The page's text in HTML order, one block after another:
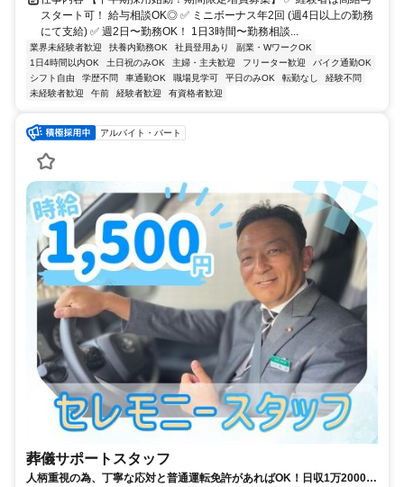
スタート可！ 給与相談OK◎ ✅ ミニボーナス年2回 (週4日以上の勤務
にて支給) ✅ 週2日〜勤務OK！ 1日3時間〜勤務相談...
業界未経験者歓迎 扶養内勤務OK 社員登用あり
副業・WワークOK
1日4時間以内OK
土日祝のみOK 主婦・主夫歓迎 フリーター歓迎
バイク通勤OK
シフト自由
学歴不問 車通勤OK 職場見学可 平日のみOK 転勤なし
経験不問
未経験者歓迎
午前 経験者歓迎 有資格者歓迎
アルバイト・パート
葬儀サポートスタッフ
人柄重視の為、丁寧な応対と普通運転免許があればOK！日収1万2000円